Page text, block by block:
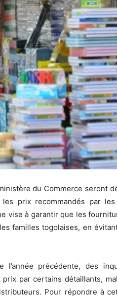
du Commerce seront
prix recommandés par
vise à garantir que les
familles togolaises, en
précédente, des
par certains détaillants,
Pour répondre à